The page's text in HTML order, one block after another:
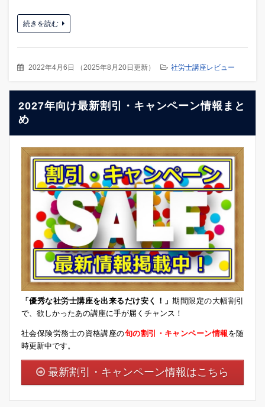
続きを読む
2022年4月6日 （2025年8月20日更新） 社労士講座レビュー
2027年向け最新割引・キャンペーン情報まと
め
「優秀な社労士講座を出来るだけ安く！」期間限定の大幅割引
で、欲しかったあの講座に手が届くチャンス！
社会保険労務士の資格講座の旬の割引・キャンペーン情報 を随
時更新中です。
最新割引・キャンペーン情報はこちら